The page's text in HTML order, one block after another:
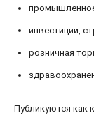
инвестиции,
розничная
Публикуются как